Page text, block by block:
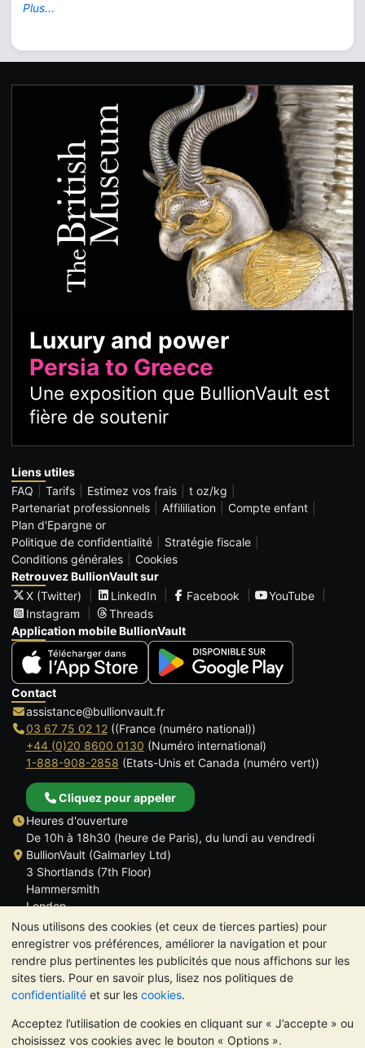
Nous utilisons des cookies (et ceux de tierces parties) pour
enregistrer vos préférences, améliorer la navigation et pour
rendre plus pertinentes les publicités que nous affichons sur les
sites tiers. Pour en savoir plus, lisez nos politiques de
confidentialité et sur les cookies.
Acceptez l’utilisation de cookies en cliquant sur « J’accepte » ou
choisissez vos cookies avec le bouton « Options ».
Plus...
Luxury and power
Persia to Greece
Une exposition que BullionVault est
fière de soutenir
Liens utiles
FAQ
Tarifs Estimez vos frais
t oz/kg
Partenariat professionnels
Affililiation
Compte enfant
Plan d'Epargne or
Politique de confidentialité
Stratégie fiscale
Conditions générales
Cookies
Retrouvez BullionVault sur
X (Twitter)
LinkedIn Facebook
YouTube
Instagram
Threads
Application mobile BullionVault
Contact
assistance@bullionvault.fr
03 67 75 02 12((France (numéro national))
+44 (0)20 8600 0130 (Numéro international)
1-888-908-2858 (Etats-Unis et Canada (numéro vert))
Cliquez pour appeler
Heures d'ouverture
De 10h à 18h30 (heure de Paris), du lundi au vendredi
BullionVault (Galmarley Ltd)
3 Shortlands (7th Floor)
Hammersmith
London
W6 8DA
ROYAUME UNI
TrustScore 4.6 | 534 avis
VEUILLEZ NOTER: La valeur des métaux précieux peut aussi